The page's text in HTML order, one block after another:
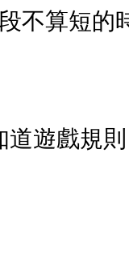
不算短的
遊戲規則